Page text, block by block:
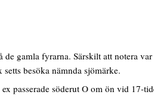
gamla fyrarna. Särskilt att notera
besöka nämnda sjömärke.
passerade söderut O om ön vid 17-